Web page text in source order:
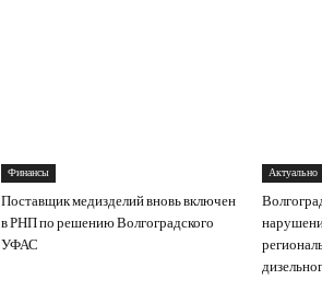
Финансы
Поставщик медизделий вновь включен
в РНП по решению Волгоградского
УФАС
Актуально